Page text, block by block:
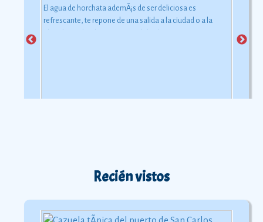
El agua de horchata ademÃ¡s de ser deliciosa es
refrescante, te repone de una salida a la ciudad o a la
Recién vistos